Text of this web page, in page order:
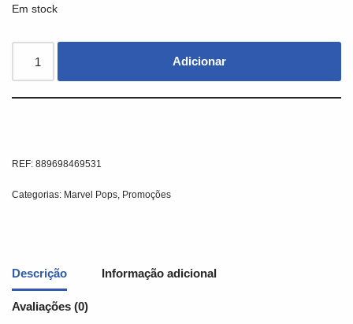
Em stock
Adicionar
REF: 889698469531
Categorias: Marvel Pops, Promoções
Descrição Informação adicional
Avaliações (0)